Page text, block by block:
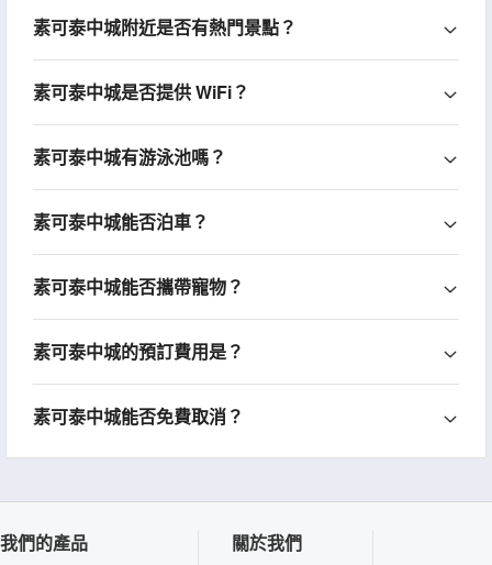
素可泰中城附近是否有熱門景點？
素可泰中城是否提供 WiFi？
素可泰中城有游泳池嗎？
素可泰中城能否泊車？
素可泰中城能否攜帶寵物？
素可泰中城的預訂費用是？
素可泰中城能否免費取消？
我們的產品 關於我們